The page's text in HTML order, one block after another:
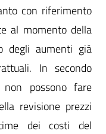
con riferimento
al momento della
degli aumenti già
In secondo
possono fare
revisione prezzi
dei costi del